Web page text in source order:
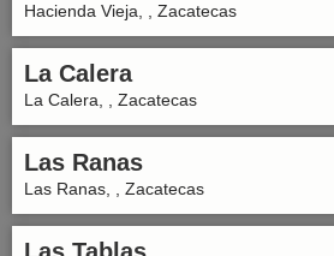
Hacienda Vieja, , Zacatecas
La Calera
La Calera, , Zacatecas
Las Ranas
Las Ranas, , Zacatecas